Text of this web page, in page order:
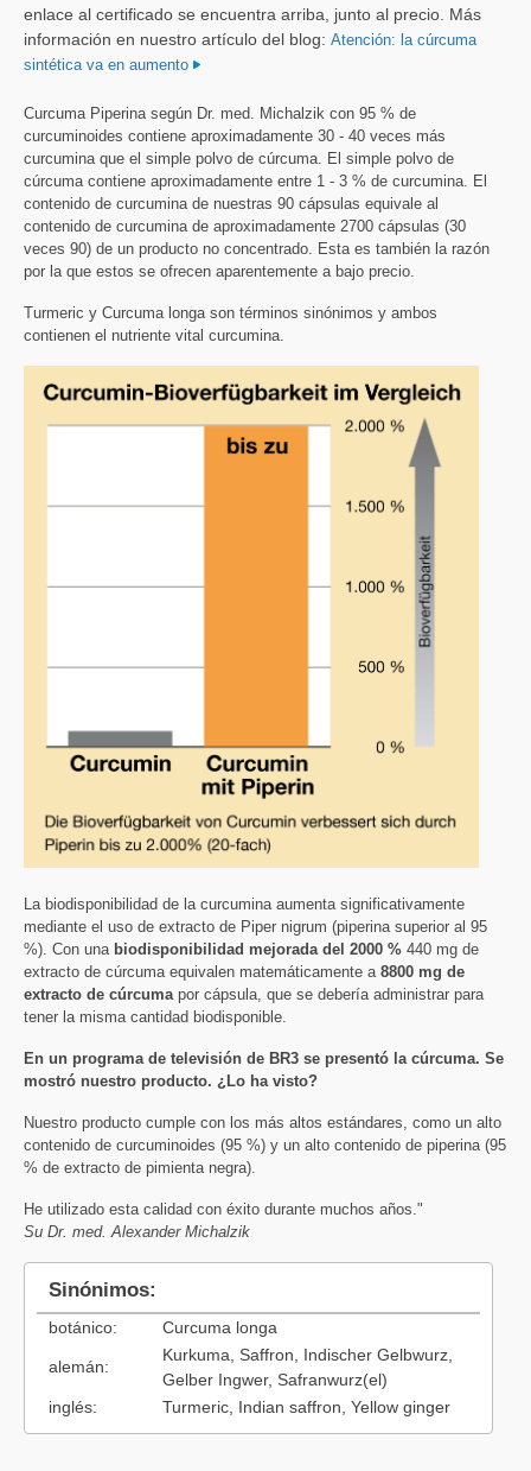
enlace al certificado se encuentra arriba, junto al precio. Más
información en nuestro artículo del blog: Atención: la cúrcuma
sintética va en aumento
Curcuma Piperina según Dr. med. Michalzik con 95 % de
curcuminoides contiene aproximadamente 30 - 40 veces más
curcumina que el simple polvo de cúrcuma. El simple polvo de
cúrcuma contiene aproximadamente entre 1 - 3 % de curcumina. El
contenido de curcumina de nuestras 90 cápsulas equivale al
contenido de curcumina de aproximadamente 2700 cápsulas (30
veces 90) de un producto no concentrado. Esta es también la razón
por la que estos se ofrecen aparentemente a bajo precio.
Turmeric y Curcuma longa son términos sinónimos y ambos
contienen el nutriente vital curcumina.
La biodisponibilidad de la curcumina aumenta significativamente
mediante el uso de extracto de Piper nigrum (piperina superior al 95
%). Con una biodisponibilidad mejorada del 2000 % 440 mg de
extracto de cúrcuma equivalen matemáticamente a 8800 mg de
extracto de cúrcumapor cápsula, que se debería administrar para
tener la misma cantidad biodisponible.
En un programa de televisión de BR3 se presentó la cúrcuma. Se
mostró nuestro producto. ¿Lo ha visto?
Nuestro producto cumple con los más altos estándares, como un alto
contenido de curcuminoides (95 %) y un alto contenido de piperina (95
% de extracto de pimienta negra).
He utilizado esta calidad con éxito durante muchos años."
Su Dr. med. Alexander Michalzik
Sinónimos:
botánico: Curcuma longa
alemán:
Kurkuma, Saffron, Indischer Gelbwurz,
Gelber Ingwer, Safranwurz(el)
inglés:
Turmeric, Indian saffron, Yellow ginger